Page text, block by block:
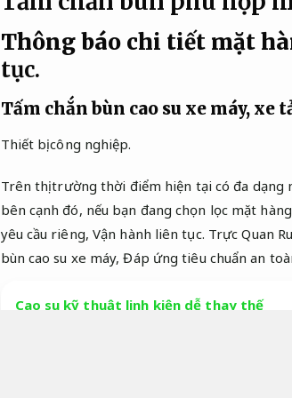
Thông báo chi tiết mặt
tục.
Tấm chắn bùn cao su xe máy, xe
Thiết bị công nghiệp.
Trên thị trường thời điểm hiện tại có đa dạng
bên cạnh đó, nếu bạn đang chọn lọc mặt
yêu cầu riêng, Vận hành liên tục. Trực Quan
bùn cao su xe máy,Đáp ứng tiêu chuẩn an
Cao su kỹ thuật linh kiện dễ thay thế